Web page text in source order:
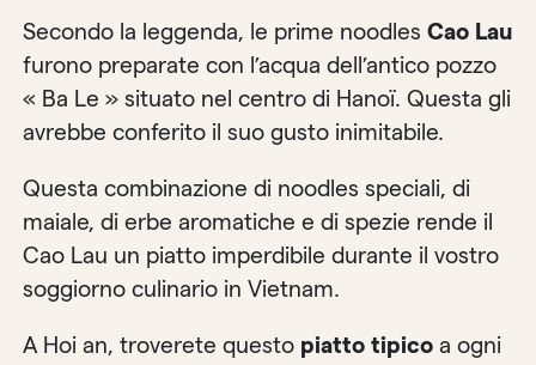
Secondo la leggenda, le prime noodlesCao Lau
furono preparate con l’acqua dell’antico pozzo
« Ba Le » situato nel centro di Hanoï. Questa gli
avrebbe conferito il suo gusto inimitabile.
Questa combinazione di noodles speciali, di
maiale, di erbe aromatiche e di spezie rende il
Cao Lau un piatto imperdibile durante il vostro
soggiorno culinario in Vietnam.
A Hoi an, troverete questo piatto tipico a ogni